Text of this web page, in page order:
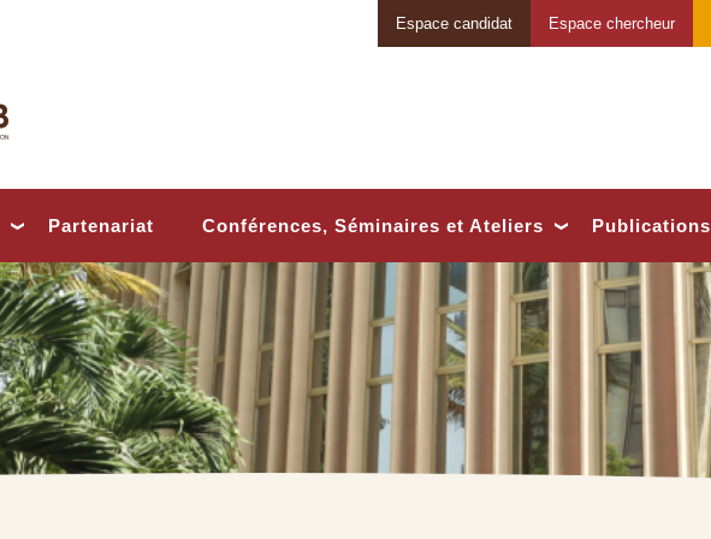
Espace candidat Espace chercheur
Partenariat Conférences, Séminaires et Ateliers Publications